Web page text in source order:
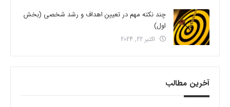
چند نکته مهم در تعیین اهداف و رشد شخصی (بخش
اول)
اکتبر 22, 2024
آخرین مطالب